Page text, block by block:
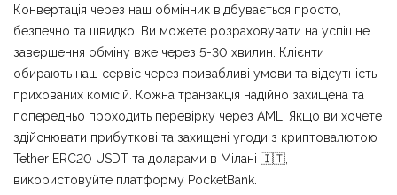
Конвертація через наш обмінник відбувається просто,
безпечно та швидко. Ви можете розраховувати на успішне
завершення обміну вже через 5-30 хвилин. Клієнти
обирають наш сервіс через привабливі умови та відсутність
прихованих комісій. Кожна транзакція надійно захищена та
попередньо проходить перевірку через AML. Якщо ви хочете
здійснювати прибуткові та захищені угоди з криптовалютою
Tether ERC20 USDT та доларами в Мілані 🇮🇹,
використовуйте платформу PocketBank.